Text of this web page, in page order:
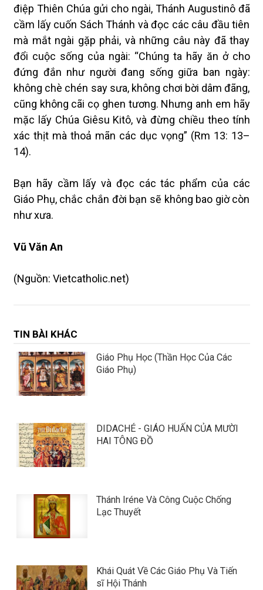
điệp Thiên Chúa gửi cho ngài, Thánh Augustinô đã
cầm lấy cuốn Sách Thánh và đọc các câu đầu tiên
mà mắt ngài gặp phải, và những câu này đã thay
đổi cuộc sống của ngài: “Chúng ta hãy ăn ở cho
đứng đắn như người đang sống giữa ban ngày:
không chè chén say sưa, không chơi bời dâm đãng,
cũng không cãi cọ ghen tương. Nhưng anh em hãy
mặc lấy Chúa Giêsu Kitô, và đừng chiều theo tính
xác thịt mà thoả mãn các dục vọng” (Rm 13: 13–
14).
Bạn hãy cầm lấy và đọc các tác phẩm của các
Giáo Phụ, chắc chắn đời bạn sẽ không bao giờ còn
như xưa.
Vũ Văn An
(Nguồn: Vietcatholic.net)
TIN BÀI KHÁC
Giáo Phụ Học (Thần Học Của Các
Giáo Phụ)
DIDACHÉ - GIÁO HUẤN CỦA MƯỜI
HAI TÔNG ĐỒ
Thánh Iréne Và Công Cuộc Chống
Lạc Thuyết
Khái Quát Về Các Giáo Phụ Và Tiến
sĩ Hội Thánh